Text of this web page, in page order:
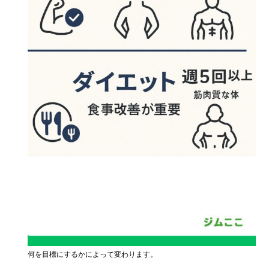
何を目標にするかによって変わります。